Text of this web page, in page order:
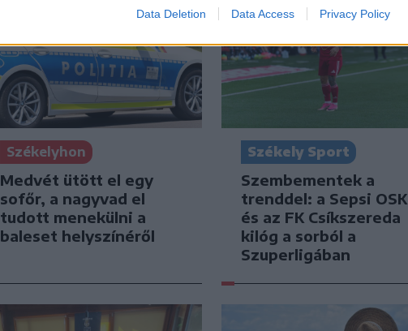
Data Deletion Data Access Privacy Policy
Székelyhon
Medvét ütött el egy
sofőr, a nagyvad el
tudott menekülni a
baleset helyszínéről
Székely Sport
Szembementek a
trenddel: a Sepsi OSK
és az FK Csíkszereda
kilóg a sorból a
Szuperligában